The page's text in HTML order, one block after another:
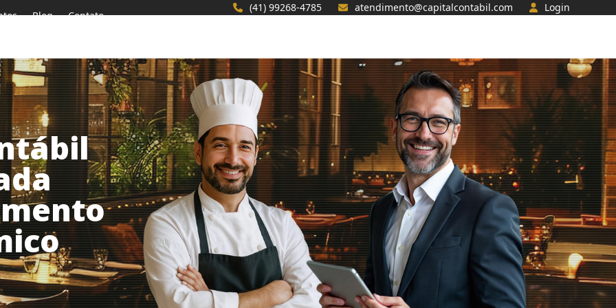
(41) 99268-4785 atendimento@capitalcontabil.com Login
Blog Contato